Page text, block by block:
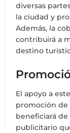
diversas
la ciudad y
Además, la
contribuirá a
destino
El apoyo a
promoción de
beneficiará
publicitario